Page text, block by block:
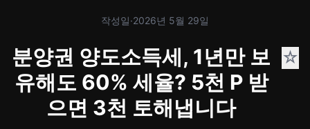
작성일·2026년 5월 29일
분양권 양도소득세, 1년만 보
유해도 60% 세율? 5천 P 받
으면 3천 토해냅니다
☆